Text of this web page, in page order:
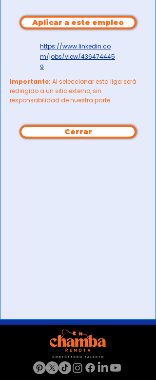
Aplicar a este empleo
https://www.linkedin.co
m/jobs/view/436474445
9
Importante: Al seleccionar esta liga será
redirigido a un sitio externo, sin
responsabilidad de nuestra parte
Cerrar